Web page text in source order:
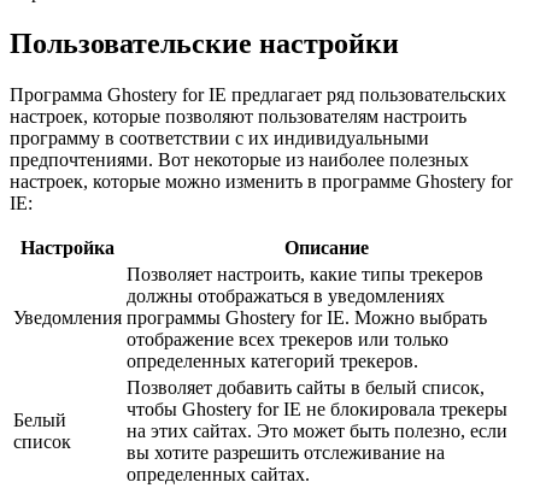
Пользовательские настройки
Программа Ghostery for IE предлагает ряд пользовательских
настроек, которые позволяют пользователям настроить
программу в соответствии с их индивидуальными
предпочтениями. Вот некоторые из наиболее полезных
настроек, которые можно изменить в программе Ghostery for
IE:
Настройка Описание
Уведомления
Позволяет настроить, какие типы трекеров
должны отображаться в уведомлениях
программы Ghostery for IE. Можно выбрать
отображение всех трекеров или только
определенных категорий трекеров.
Белый
список
Позволяет добавить сайты в белый список,
чтобы Ghostery for IE не блокировала трекеры
на этих сайтах. Это может быть полезно, если
вы хотите разрешить отслеживание на
определенных сайтах.